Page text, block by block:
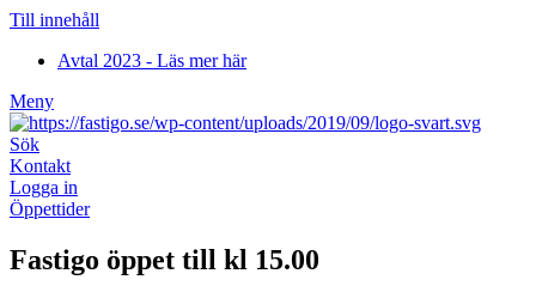
Till innehåll
Avtal 2023 - Läs mer här
Meny
Sök
Kontakt
Logga in
Öppettider
Fastigo öppet till kl 15.00